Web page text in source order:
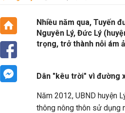
Nhiều năm qua, Tuyến
Nguyên Lý, Đức Lý
trọng, trở thành nỗi ám
Dân "kêu trời" vì đường
Năm 2012, UBND huyện
thông nông thôn sử dụng